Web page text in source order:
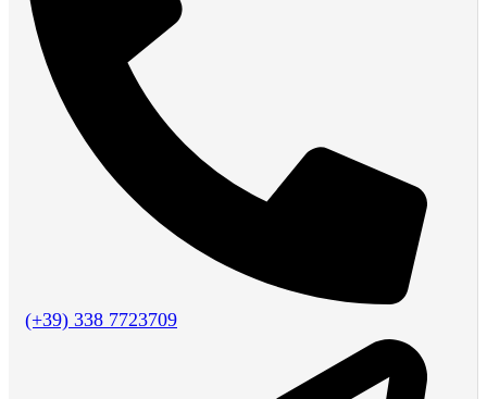
(+39) 338 7723709